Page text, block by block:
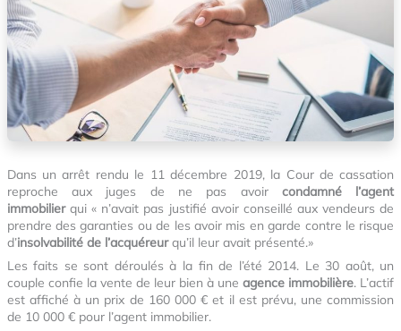
Dans un arrêt rendu le 11 décembre 2019, la Cour de cassation
reproche aux juges de ne pas avoircondamné l’agent
immobilierqui « n’avait pas justifié avoir conseillé aux vendeurs de
prendre des garanties ou de les avoir mis en garde contre le risque
d’insolvabilité de l’acquéreurqu’il leur avait présenté.»
Les faits se sont déroulés à la fin de l’été 2014. Le 30 août, un
couple confie la vente de leur bien à uneagence immobilière. L’actif
est affiché à un prix de 160 000 € et il est prévu, une commission
de 10 000 € pour l’agent immobilier.